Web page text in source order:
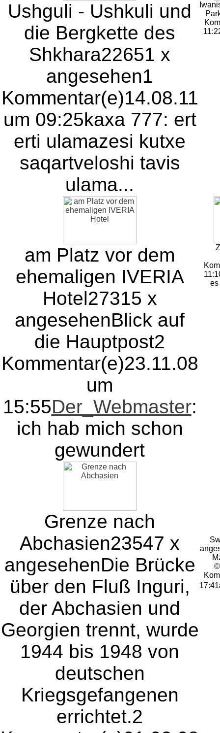
Ushguli - Ushkuli und
die Bergkette des
Shkhara22651 x
angesehen1
Kommentar(e)14.08.11
um 09:25kaxa 777: ert
erti ulamazesi kutxe
saqartveloshi tavis
ulama...
am Platz vor dem
ehemaligen IVERIA
Hotel27315 x
angesehenBlick auf
die Hauptpost2
Kommentar(e)23.11.08
um
15:55Der_Webmaster:
ich hab mich schon
gewundert
es
Grenze nach
Abchasien23547 x
angesehenDie Brücke
über den Fluß Inguri,
der Abchasien und
Georgien trennt, wurde
1944 bis 1948 von
deutschen
Kriegsgefangenen
errichtet.2
©
17:41